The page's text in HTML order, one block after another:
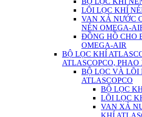
LÕI LỌC KHÍ
VAN XẢ NƯỚC
NÉN OMEGA-
ĐỒNG HỒ CHO
OMEGA-AIR
BỘ LỌC KHÍ
ATLASCOPCO, PHAO
BỘ LỌC VÀ LÕI
ATLASCOPCO
BỘ LỌC
LÕI LỌC
VAN XẢ
KHÍ